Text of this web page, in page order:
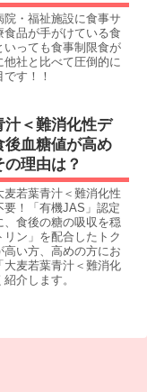
院・福祉施設に食事サ
品が手がけている食
っても食事制限食が
社と比べて圧倒的に
す！！
汁＜難消化性デ
後血糖値が高め
理由は？
麦若葉青汁＜難消化性
！「有機JAS」認定
食後の糖の吸収を穏
ン」を配合したトク
い方、高めの方にお
麦若葉青汁＜難消化
介します。